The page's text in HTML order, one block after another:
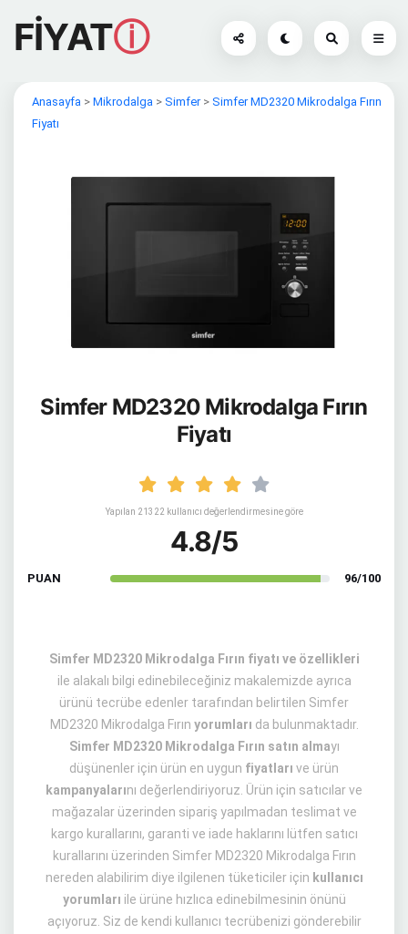
FİYATⓘ
Anasayfa > Mikrodalga > Simfer> Simfer MD2320 Mikrodalga Fırın
Fiyatı
Simfer MD2320 Mikrodalga Fırın
Fiyatı
Yapılan 21322 kullanıcı değerlendirmesine göre
4.8/5
PUAN 96/100
Simfer MD2320 Mikrodalga Fırın fiyatı ve özellikleri
ile alakalı bilgi edinebileceğiniz makalemizde ayrıca
ürünü tecrübe edenler tarafından belirtilen Simfer
MD2320 Mikrodalga Fırın yorumları da bulunmaktadır.
Simfer MD2320 Mikrodalga Fırın satın almayı
düşünenler için ürün en uygun fiyatları ve ürün
kampanyalarını değerlendiriyoruz. Ürün için satıcılar ve
mağazalar üzerinden sipariş yapılmadan teslimat ve
kargo kurallarını, garanti ve iade haklarını lütfen satıcı
kurallarını üzerinden Simfer MD2320 Mikrodalga Fırın
nereden alabilirim diye ilgilenen tüketiciler için kullanıcı
yorumları ile ürüne hızlıca edinebilmesinin önünü
açıyoruz. Siz de kendi kullanıcı tecrübenizi gönderebilir